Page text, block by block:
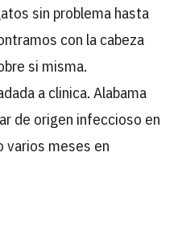
sin problema hasta
con la cabeza
si misma.
a clinica. Alabama
de origen infeccioso en
varios meses en